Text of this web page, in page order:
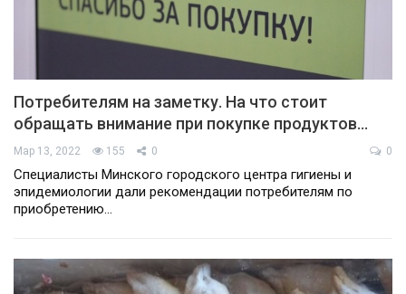
Потребителям на заметку. На что стоит
обращать внимание при покупке продуктов…
Мар 13, 2022 155 0 0
Специалисты Минского городского центра гигиены и
эпидемиологии дали рекомендации потребителям по
приобретению…